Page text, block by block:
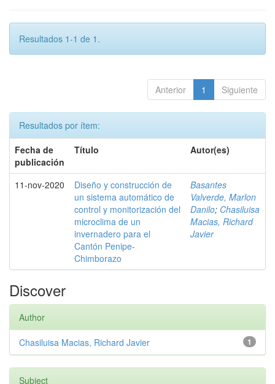
Resultados 1-1 de 1.
Anterior 1 Siguiente
Resultados por ítem:
Fecha de
publicación
Título Autor(es)
11-nov-2020
Diseño y construcción de
un sistema automático de
control y monitorización del
microclima de un
invernadero para el
Cantón Penipe-
Chimborazo
Basantes
Valverde, Marlon
Danilo; Chasiluisa
Macias, Richard
Javier
Discover
Author
1
Chasiluisa Macias, Richard Javier
Subject